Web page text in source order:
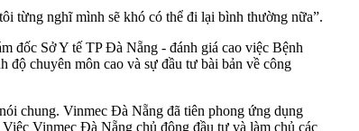
từng nghĩ mình sẽ khó có thể đi lại bình thường nữa”.
đốc Sở Y tế TP Đà Nẵng - đánh giá cao việc Bệnh
chuyên môn cao và sự đầu tư bài bản về công
chung. Vinmec Đà Nẵng đã tiên phong ứng dụng
Vinmec Đà Nẵng chủ động đầu tư và làm chủ các